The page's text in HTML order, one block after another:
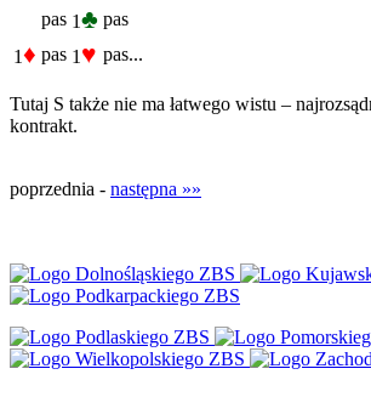
pas 1♣ pas
1♦ pas 1 ♥ pas...
Tutaj S także nie ma łatwego wistu –
kontrakt.
poprzednia - następna »»